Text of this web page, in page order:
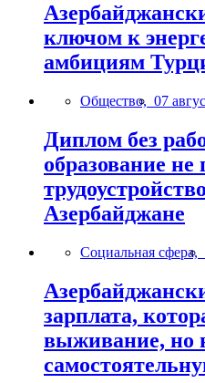
ключом к
амбициям
Общество, 07
Диплом без
образование не
Азербайджане
Социальная сфера,
зарплата,
выживание, но